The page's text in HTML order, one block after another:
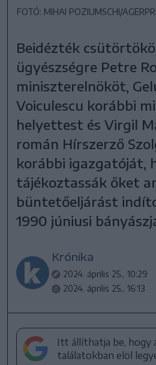
FOTÓ: MIHAI POZIUMSCHI/
Beidézték
ügyészségre Petre
miniszterelnököt,
Voiculescu korábbi
helyettest és Virgil
román Hírszerző
korábbi igazgatóját,
tájékoztassák őket
büntetőeljárást
1990 júniusi
Krónika
2024. április 25., 10:29
2024. április 25., 16:13
Itt állíthatja be, hogy
találatokban elöl